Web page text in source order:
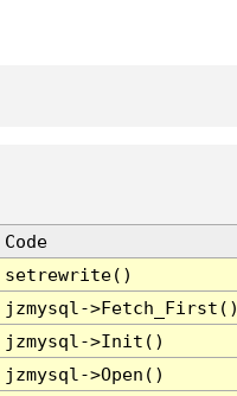
Code
setrewrite()
jzmysql-
jzmysql->Init()
jzmysql->Open()